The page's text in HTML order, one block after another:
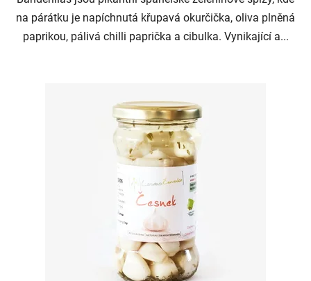
na párátku je napíchnutá křupavá okurčička, oliva plněná
paprikou, pálivá chilli paprička a cibulka. Vynikající a...